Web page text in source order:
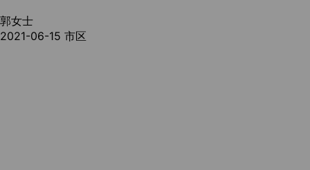
郭女士
2021-06-15 市区